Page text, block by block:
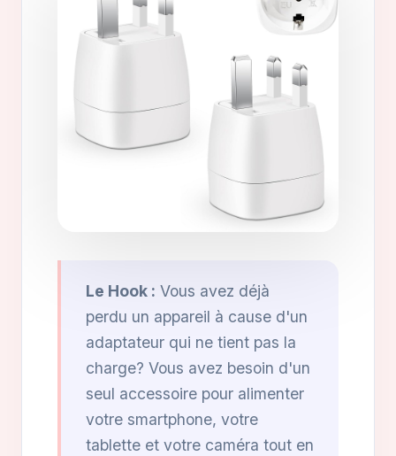
Le Hook : Vous avez déjà
perdu un appareil à cause d'un
adaptateur qui ne tient pas la
charge? Vous avez besoin d'un
seul accessoire pour alimenter
votre smartphone, votre
tablette et votre caméra tout en